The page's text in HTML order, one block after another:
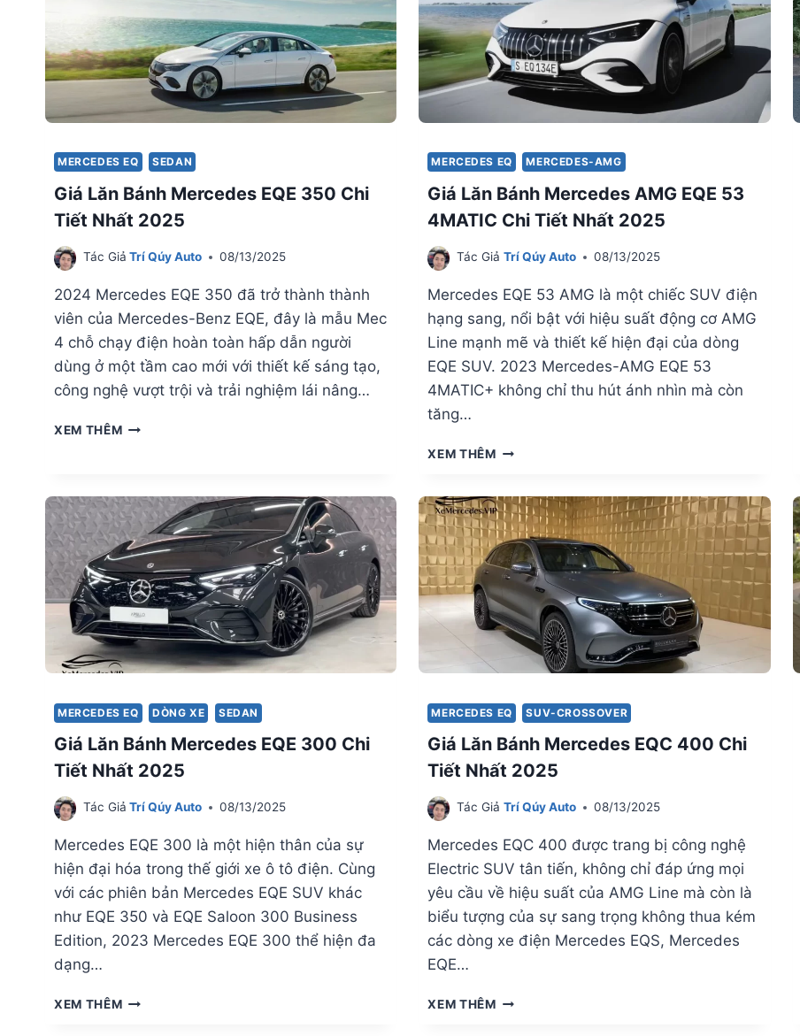
MERCEDES EQ SEDAN
Giá Lăn Bánh Mercedes EQE 350 Chi
Tiết Nhất 2025
Tác Giả Trí Qúy Auto 08/13/2025
2024 Mercedes EQE 350 đã trở thành thành
viên của Mercedes-Benz EQE, đây là mẫu Mec
4 chỗ chạy điện hoàn toàn hấp dẫn người
dùng ở một tầm cao mới với thiết kế sáng tạo,
công nghệ vượt trội và trải nghiệm lái nâng…
XEM THÊMGIÁ
EQE
350
CHI
TIẾT
NHẤT
2025
MERCEDES EQ MERCEDES-AMG
Giá Lăn Bánh Mercedes AMG EQE 53
4MATIC Chi Tiết Nhất 2025
Tác Giả Trí Qúy Auto 08/13/2025
Mercedes EQE 53 AMG là một chiếc SUV điện
hạng sang, nổi bật với hiệu suất động cơ AMG
Line mạnh mẽ và thiết kế hiện đại của dòng
EQE SUV. 2023 Mercedes-AMG EQE 53
4MATIC+ không chỉ thu hút ánh nhìn mà còn
tăng…
XEM THÊMGIÁ
MERCEDES
AMG
EQE
53
4MATIC
CHI
TIẾT
NHẤT
2025
MERCEDES EQ DÒNG XE SEDAN
Giá Lăn Bánh Mercedes EQE 300 Chi
Tiết Nhất 2025
Tác Giả Trí Qúy Auto 08/13/2025
Mercedes EQE 300 là một hiện thân của sự
hiện đại hóa trong thế giới xe ô tô điện. Cùng
với các phiên bản Mercedes EQE SUV khác
như EQE 350 và EQE Saloon 300 Business
Edition, 2023 Mercedes EQE 300 thể hiện đa
dạng…
XEM THÊMGIÁ
MERCEDES EQ SUV-CROSSOVER
Giá Lăn Bánh Mercedes EQC 400 Chi
Tiết Nhất 2025
Tác Giả Trí Qúy Auto 08/13/2025
Mercedes EQC 400 được trang bị công nghệ
Electric SUV tân tiến, không chỉ đáp ứng mọi
yêu cầu về hiệu suất của AMG Line mà còn là
biểu tượng của sự sang trọng không thua kém
các dòng xe điện Mercedes EQS, Mercedes
EQE…
XEM THÊMGIÁ